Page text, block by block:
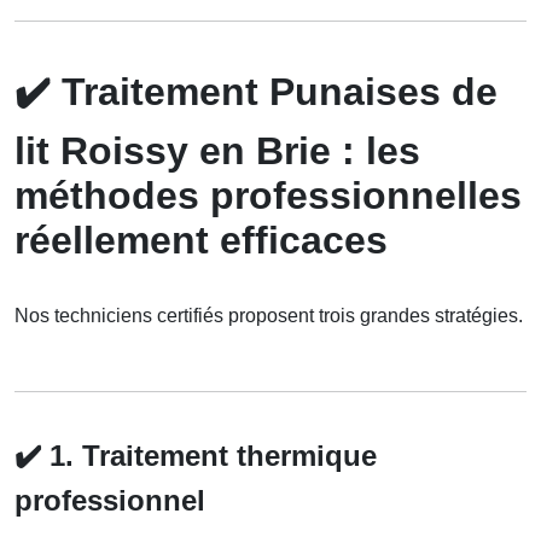
✔️ Traitement Punaises de
lit Roissy en Brie : les
méthodes professionnelles
réellement efficaces
Nos techniciens certifiés proposent trois grandes stratégies.
✔️ 1. Traitement thermique
professionnel